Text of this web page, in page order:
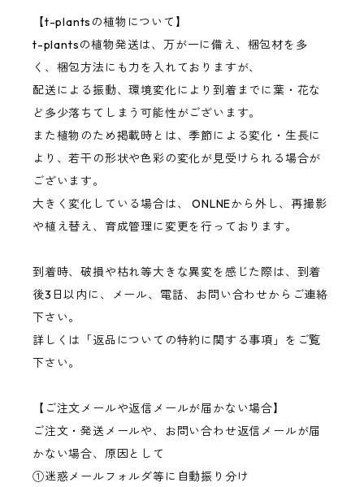
【t-plantsの植物について】
t-plantsの植物発送は、万が一に備え、梱包材を多
く、梱包方法にも力を入れておりますが、
配送による振動、環境変化により到着までに葉・花な
ど多少落ちてしまう可能性がございます。
また植物のため掲載時とは、季節による変化・生長に
より、若干の形状や色彩の変化が見受けられる場合が
ございます。
大きく変化している場合は、 ONLNEから外し、再撮影
や植え替え、育成管理に変更を行っております。
到着時、破損や枯れ等大きな異変を感じた際は、到着
後3日以内に、メール、電話、お問い合わせからご連絡
下さい。
詳しくは「返品についての特約に関する事項」をご覧
下さい。
【ご注文メールや返信メールが届かない場合】
ご注文・発送メールや、お問い合わせ返信メールが届
かない場合、原因として
①迷惑メールフォルダ等に自動振り分け